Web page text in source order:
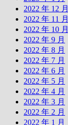
2022 年 12 月
2022 年 11 月
2022 年 10 月
2022 年 9 月
2022 年 8 月
2022 年 7 月
2022 年 6 月
2022 年 5 月
2022 年 4 月
2022 年 3 月
2022 年 2 月
2022 年 1 月